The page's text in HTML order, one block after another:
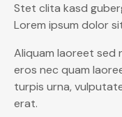
Stet clita kasd
Lorem ipsum dolor
Aliquam laoreet sed
eros nec quam
turpis urna,
erat.